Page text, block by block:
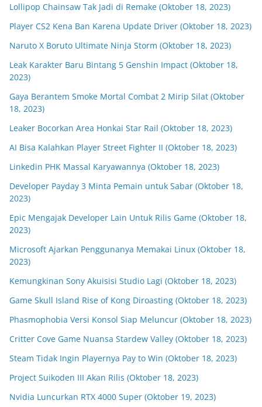
Lollipop Chainsaw Tak Jadi di Remake (Oktober 18, 2023)
Player CS2 Kena Ban Karena Update Driver (Oktober 18, 2023)
Naruto X Boruto Ultimate Ninja Storm (Oktober 18, 2023)
Leak Karakter Baru Bintang 5 Genshin Impact (Oktober 18,
2023)
Gaya Berantem Smoke Mortal Combat 2 Mirip Silat (Oktober
18, 2023)
Leaker Bocorkan Area Honkai Star Rail (Oktober 18, 2023)
AI Bisa Kalahkan Player Street Fighter II (Oktober 18, 2023)
Linkedin PHK Massal Karyawannya (Oktober 18, 2023)
Developer Payday 3 Minta Pemain untuk Sabar (Oktober 18,
2023)
Epic Mengajak Developer Lain Untuk Rilis Game (Oktober 18,
2023)
Microsoft Ajarkan Penggunanya Memakai Linux (Oktober 18,
2023)
Kemungkinan Sony Akuisisi Studio Lagi (Oktober 18, 2023)
Game Skull Island Rise of Kong Diroasting (Oktober 18, 2023)
Phasmophobia Versi Konsol Siap Meluncur (Oktober 18, 2023)
Critter Cove Game Nuansa Stardew Valley (Oktober 18, 2023)
Steam Tidak Ingin Playernya Pay to Win (Oktober 18, 2023)
Project Suikoden III Akan Rilis (Oktober 18, 2023)
Nvidia Luncurkan RTX 4000 Super (Oktober 19, 2023)